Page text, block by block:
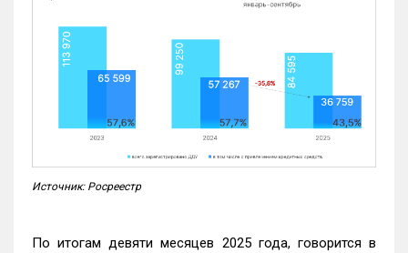
Источник: Росреестр
По итогам девяти месяцев 2025 года, говорится в